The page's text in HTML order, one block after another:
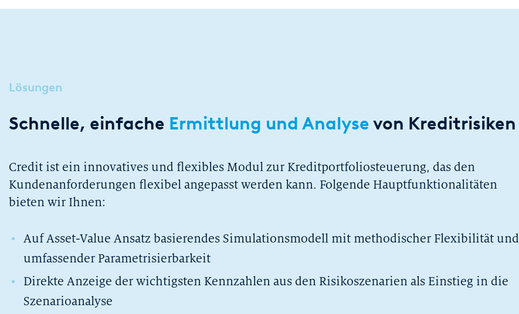
Lösungen
Schnelle, einfache Ermittlung und Analysevon Kreditrisiken
Credit ist ein innovatives und flexibles Modul zur Kreditportfoliosteuerung, das den
Kundenanforderungen flexibel angepasst werden kann. Folgende Hauptfunktionalitäten
bieten wir Ihnen:
Auf Asset-Value Ansatz basierendes Simulationsmodell mit methodischer Flexibilität und
umfassender Parametrisierbarkeit
Direkte Anzeige der wichtigsten Kennzahlen aus den Risikoszenarien als Einstieg in die
Szenarioanalyse